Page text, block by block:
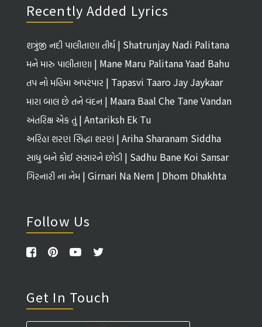
Recently Added Lyrics
શત્રુંજી નદી પાલીતાણા તીર્થ | Shatrunjay Nadi Palitana
Tirth
મને મારુ પાલીતાણા | Mane Maru Palitana Yaad Bahu
તપ નો મહિમા અપરંપાર | Tapasvi Taaro Jay Jaykaar
મારા બાલ છે તને વંદન | Maara Baal Che Tane Vandan
અંતરિક્ષ એક તું | Antariksh Ek Tu
અરિહા શરણં સિદ્ધા શરણં | Ariha Sharanam Siddha
Sharanam
સાધુ બને કોઈ સંસારને છોડી | Sadhu Bane Koi Sansar
Ne Chhodi
ગિરનારી ના નેમ | Girnari Na Nem | Dhom Dhakhta
Follow Us
Get In Touch